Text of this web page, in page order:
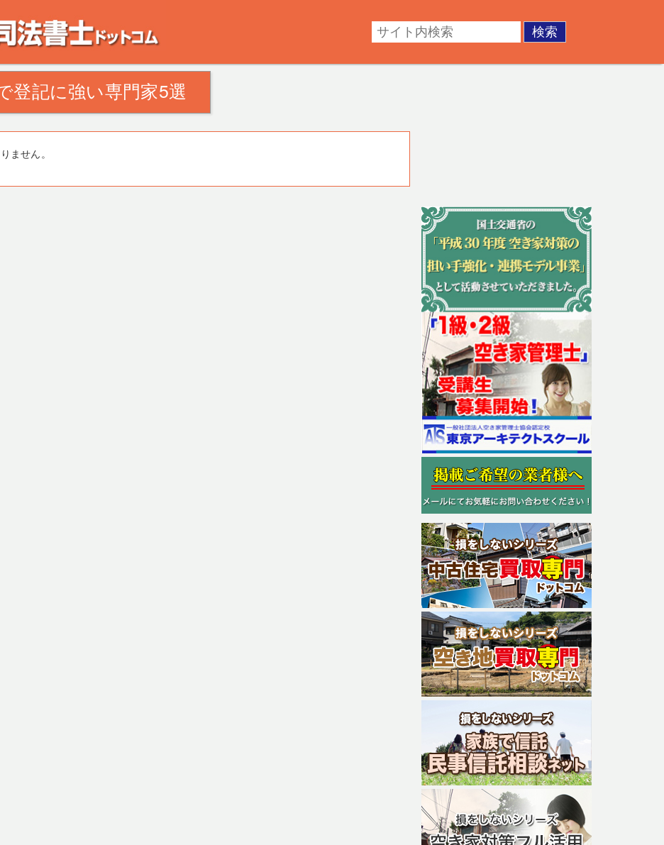
ム。田舎の空き家・空き地の対策でお悩みの方。相続登記・不動産の処分・遺産分割・成年後見。不動産の調査・測量・登記など。あなたの悩
登記に強い専門家5選
ません。